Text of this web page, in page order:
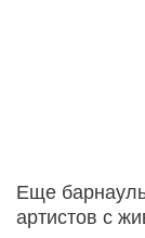
Еще
артистов с